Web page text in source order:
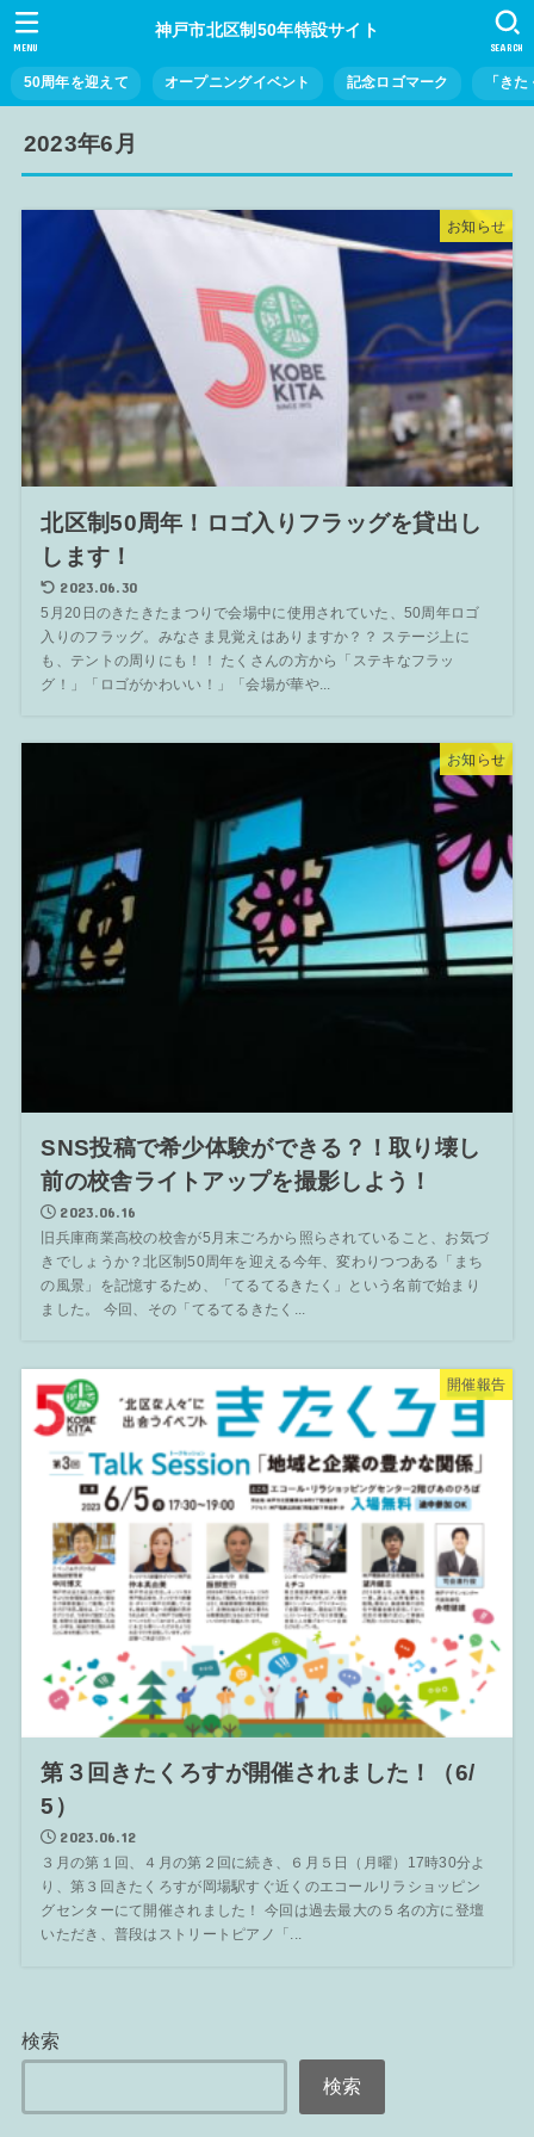
神戸市北区制50年特設サイト
50周年を迎えて オープニングイベント 記念ロゴマーク 「き
SEARCH
MENU
2023年6月
お知らせ
北区制50周年！ロゴ入りフラッグを貸出し
します！
2023.06.30
5月20日のきたきたまつりで会場中に使用されていた、50周年ロゴ
入りのフラッグ。みなさま見覚えはありますか？？ ステージ上に
も、テントの周りにも！！ たくさんの方から「ステキなフラッ
グ！」「ロゴがかわいい！」「会場が華や...
お知らせ
SNS投稿で希少体験ができる？！取り壊し
前の校舎ライトアップを撮影しよう！
2023.06.16
旧兵庫商業高校の校舎が5月末ごろから照らされていること、お気づ
きでしょうか？北区制50周年を迎える今年、変わりつつある「まち
の風景」を記憶するため、「てるてるきたく」という名前で始まり
ました。 今回、その「てるてるきたく...
開催報告
第３回きたくろすが開催されました！（6/
5）
2023.06.12
３月の第１回、４月の第２回に続き、６月５日（月曜）17時30分よ
り、第３回きたくろすが岡場駅すぐ近くのエコールリラショッピン
グセンターにて開催されました！ 今回は過去最大の５名の方に登壇
いただき、普段はストリートピアノ「...
検索
検索